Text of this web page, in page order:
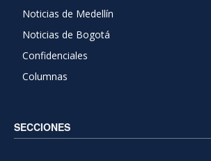
Noticias de Medellín
Noticias de Bogotá
Confidenciales
Columnas
SECCIONES